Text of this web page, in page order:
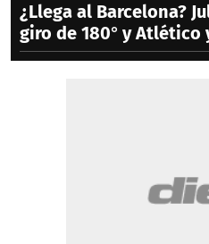
¿Llega al Barcelona?
giro de 180° y Atlético